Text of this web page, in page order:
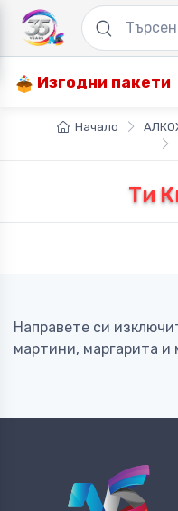
Изгодни пакети
Начало
Ти
Направете си
мартини, маргарита и